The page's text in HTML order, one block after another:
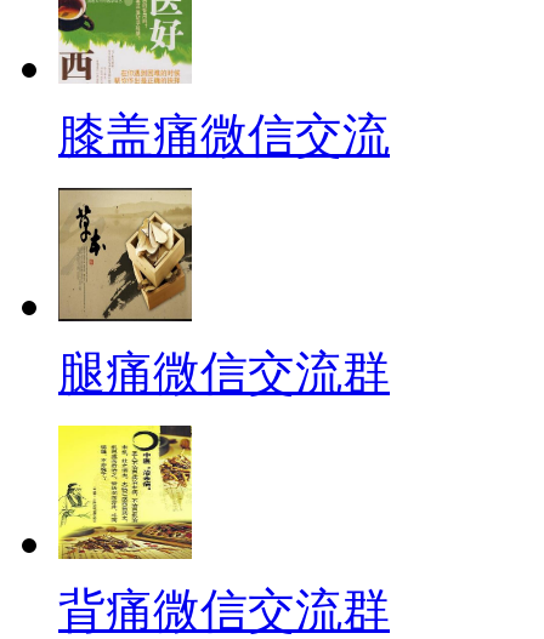
膝盖痛微信交流
腿痛微信交流群
背痛微信交流群